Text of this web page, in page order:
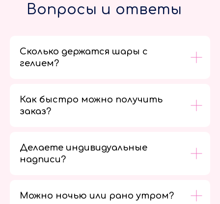
Вопросы и ответы
Сколько держатся шары с
гелием?
Как быстро можно получить
заказ?
Делаете индивидуальные
надписи?
Можно ночью или рано утром?